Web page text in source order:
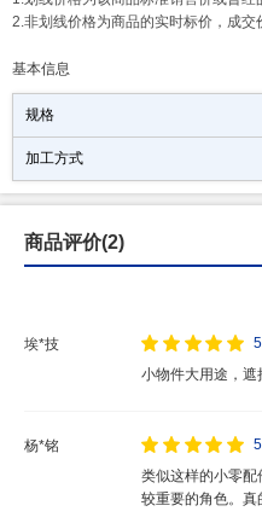
2.非划线价格为商品的实时标价，成
基本信息
规格
加工方式
商品评价(2)
埃*技
小物件大用途，
杨*铭
类似这样的小零
较重要的角色。